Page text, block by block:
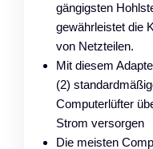
gängigsten
gewährleistet die
von Netzteilen.
Mit diesem
(2)
Computerlüfter
Strom versorgen
Die meisten